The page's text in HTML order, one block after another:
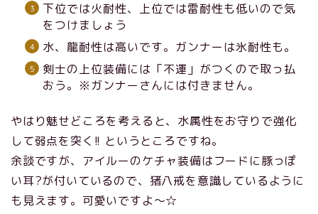
下位では火耐性、上位では雷耐性も低いので気
をつけましょう
水、龍耐性は高いです。ガンナーは氷耐性も。
剣士の上位装備には「不運」がつくので取っ払
おう。※ガンナーさんには付きません。
やはり魅せどころを考えると、水属性をお守りで強化
して弱点を突く!! というところですね。
余談ですが、アイルーのケチャ装備はフードに豚っぽ
い耳?が付いているので、猪八戒を意識しているように
も見えます。可愛いですよ～☆